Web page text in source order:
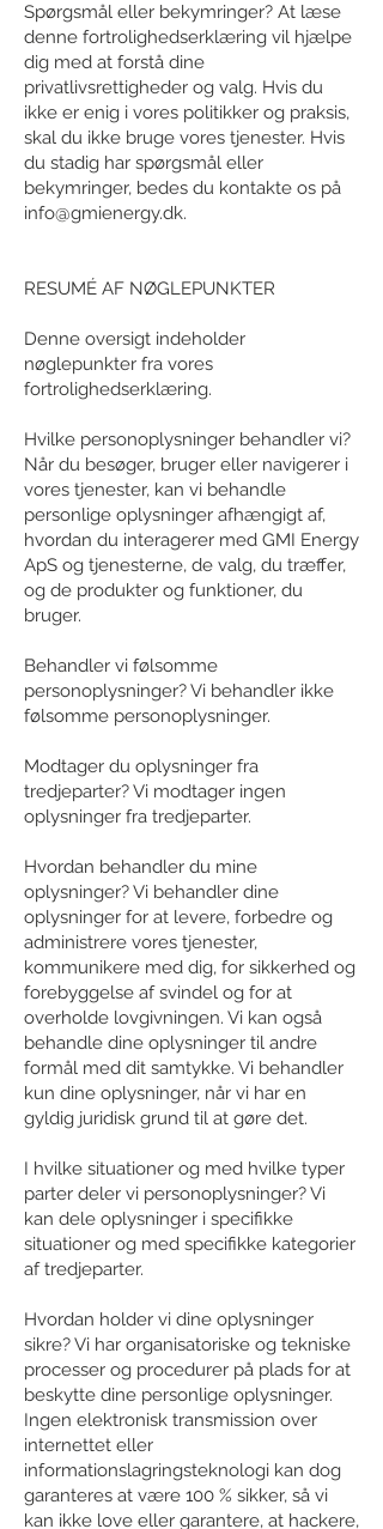
Spørgsmål eller bekymringer? At læse
denne fortrolighedserklæring vil hjælpe
dig med at forstå dine
privatlivsrettigheder og valg. Hvis du
ikke er enig i vores politikker og praksis,
skal du ikke bruge vores tjenester. Hvis
du stadig har spørgsmål eller
bekymringer, bedes du kontakte os på
info@gmienergy.dk.
RESUMÉ AF NØGLEPUNKTER
Denne oversigt indeholder
nøglepunkter fra vores
fortrolighedserklæring.
Hvilke personoplysninger behandler vi?
Når du besøger, bruger eller navigerer i
vores tjenester, kan vi behandle
personlige oplysninger afhængigt af,
hvordan du interagerer med GMI Energy
ApS og tjenesterne, de valg, du træffer,
og de produkter og funktioner, du
bruger.
Behandler vi følsomme
personoplysninger? Vi behandler ikke
følsomme personoplysninger.
Modtager du oplysninger fra
tredjeparter? Vi modtager ingen
oplysninger fra tredjeparter.
Hvordan behandler du mine
oplysninger? Vi behandler dine
oplysninger for at levere, forbedre og
administrere vores tjenester,
kommunikere med dig, for sikkerhed og
forebyggelse af svindel og for at
overholde lovgivningen. Vi kan også
behandle dine oplysninger til andre
formål med dit samtykke. Vi behandler
kun dine oplysninger, når vi har en
gyldig juridisk grund til at gøre det.
I hvilke situationer og med hvilke typer
parter deler vi personoplysninger? Vi
kan dele oplysninger i specifikke
situationer og med specifikke kategorier
af tredjeparter.
Hvordan holder vi dine oplysninger
sikre? Vi har organisatoriske og tekniske
processer og procedurer på plads for at
beskytte dine personlige oplysninger.
Ingen elektronisk transmission over
internettet eller
informationslagringsteknologi kan dog
garanteres at være 100 % sikker, så vi
kan ikke love eller garantere, at hackere,